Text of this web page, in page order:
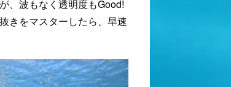
、波もなく透明度もGood!
きをマスターしたら、早速